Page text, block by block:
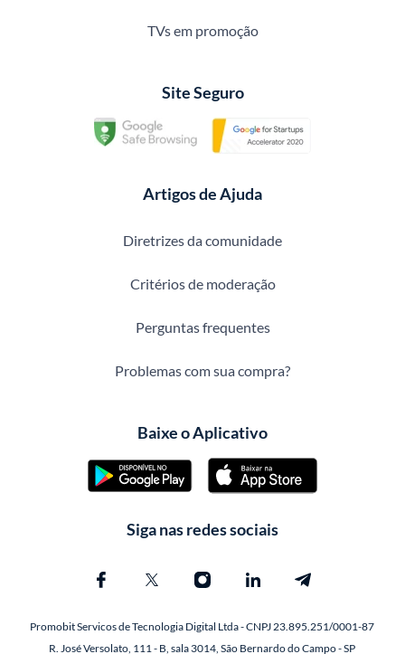
TVs em promoção
Site Seguro
Artigos de Ajuda
Diretrizes da comunidade
Critérios de moderação
Perguntas frequentes
Problemas com sua compra?
Baixe o Aplicativo
Siga nas redes sociais
Promobit Servicos de Tecnologia Digital Ltda - CNPJ 23.895.251/0001-87
R. José Versolato, 111 - B, sala 3014, São Bernardo do Campo - SP